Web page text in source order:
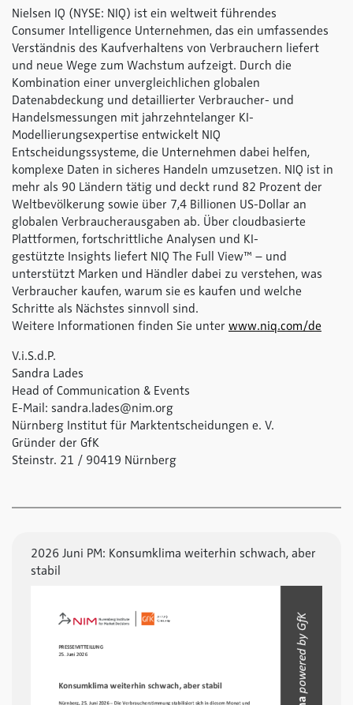
2026 Juni PM: Konsumklima weiterhin schwach, aber
stabil
Nielsen IQ (NYSE: NIQ) ist ein weltweit führendes
Consumer Intelligence Unternehmen, das ein umfassendes
Verständnis des Kaufverhaltens von Verbrauchern liefert
und neue Wege zum Wachstum aufzeigt. Durch die
Kombination einer unvergleichlichen globalen
Datenabdeckung und detaillierter Verbraucher- und
Handelsmessungen mit jahrzehntelanger KI-
Modellierungsexpertise entwickelt NIQ
Entscheidungssysteme, die Unternehmen dabei helfen,
komplexe Daten in sicheres Handeln umzusetzen. NIQ ist in
mehr als 90 Ländern tätig und deckt rund 82 Prozent der
Weltbevölkerung sowie über 7,4 Billionen US-Dollar an
globalen Verbraucherausgaben ab. Über cloudbasierte
Plattformen, fortschrittliche Analysen und KI-
gestützte Insights liefert NIQ The Full View™ – und
unterstützt Marken und Händler dabei zu verstehen, was
Verbraucher kaufen, warum sie es kaufen und welche
Schritte als Nächstes sinnvoll sind.
Weitere Informationen finden Sie unter www.niq.com/de
V.i.S.d.P.
Sandra Lades
Head of Communication & Events
E-Mail: sandra.lades@nim.org
Nürnberg Institut für Marktentscheidungen e. V.
Gründer der GfK
Steinstr. 21 / 90419 Nürnberg